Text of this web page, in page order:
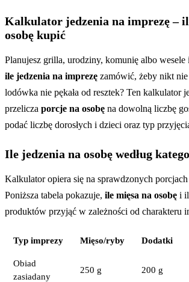
Kalkulator jedzenia na imprezę –
osobę kupić
Planujesz grilla, urodziny, komunię albo wesele
ile jedzenia na imprezę zamówić, żeby nikt nie
lodówka nie pękała od resztek? Ten kalkulator
przelicza porcje na osobę na dowolną liczbę
podać liczbę dorosłych i dzieci oraz typ
Ile jedzenia na osobę według
Kalkulator opiera się na sprawdzonych
Poniższa tabela pokazuje, ile mięsa na osobę i
produktów przyjąć w zależności od charakteru
Typ imprezy Mięso/ryby Dodatki
Obiad
zasiadany
250 g 200 g